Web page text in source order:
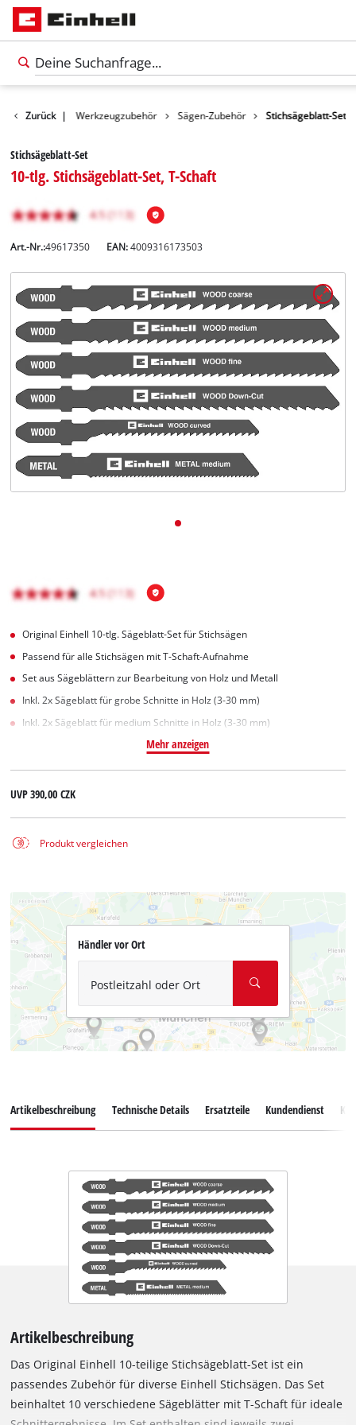
Deutsch
DE
English
čeština
Zurück |
Zubehör Werkzeugzubehör Sägen-Zubehör Stichsägeblatt-Set
Stichsägeblatt-Set
10-tlg. Stichsägeblatt-Set, T-Schaft
Art.-Nr.:49617350 EAN:4009316173503
Original Einhell 10-tlg. Sägeblatt-Set für Stichsägen
Passend für alle Stichsägen mit T-Schaft-Aufnahme
Set aus Sägeblättern zur Bearbeitung von Holz und Metall
Inkl. 2x Sägeblatt für grobe Schnitte in Holz (3-30 mm)
Inkl. 2x Sägeblatt für medium Schnitte in Holz (3-30 mm)
Mehr anzeigen
UVP390,00 CZK
Produkt vergleichen
Händler vor Ort
Postleitzahl oder Ort
Artikelbeschreibung Technische Details Ersatzteile Kundendienst
Artikelbeschreibung
Das Original Einhell 10-teilige Stichsägeblatt-Set ist ein
passendes Zubehör für diverse Einhell Stichsägen. Das Set
beinhaltet 10 verschiedene Sägeblätter mit T-Schaft für ideale